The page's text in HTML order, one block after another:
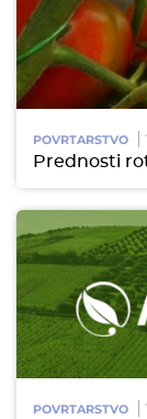
POVRTARSTVO
Prednosti
POVRTARSTVO